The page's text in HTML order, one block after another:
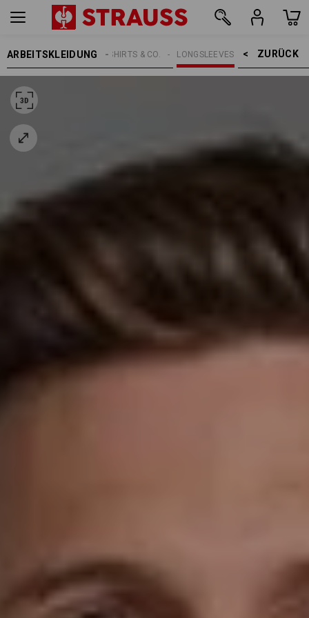
ARBEITSKLEIDUNG ZURÜCK    >
LONGSLEEVES
SHIRTS & CO.
HERREN